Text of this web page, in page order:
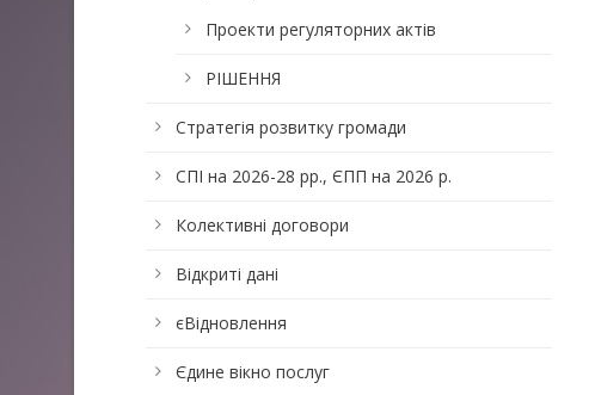
Проекти регуляторних актів
РІШЕННЯ
Стратегія розвитку громади
СПІ на 2026-28 рр., ЄПП на 2026 р.
Колективні договори
Відкриті дані
єВідновлення
Єдине вікно послуг